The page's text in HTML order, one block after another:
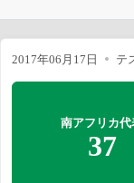
2017年06月17日 テ
南アフリカ代
37